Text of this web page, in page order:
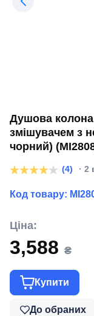
Душова колона
змішувачем з
чорний)
(4) · 2
Код товару:
Ціна:
3,588 ₴
Купити
До обраних